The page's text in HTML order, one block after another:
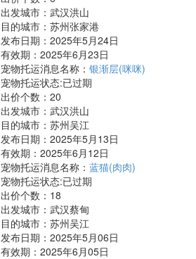
出发城市：武汉洪山
目的城市：苏州张家港
发布日期：2025年5月24日
有效期：2025年6月23日
宠物托运消息名称： 银渐层(咪咪)
宠物托运状态:已过期
出价个数： 20
出发城市：武汉洪山
目的城市：苏州吴江
发布日期：2025年5月13日
有效期：2025年6月12日
宠物托运消息名称： 蓝猫(肉肉)
宠物托运状态:已过期
出价个数： 18
出发城市：武汉蔡甸
目的城市：苏州吴江
发布日期：2025年5月06日
有效期：2025年6月05日